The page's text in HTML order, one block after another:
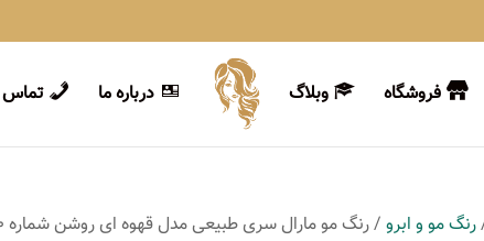
فروشگاه وبلاگ درباره ما تماس
رنگ مو و ابرو / رنگ مو مارال سری طبیعی مدل قهوه ای روشن شماره 5.0